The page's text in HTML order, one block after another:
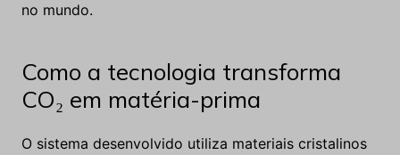
no mundo.
Como a tecnologia transforma
CO₂ em matéria-prima
O sistema desenvolvido utiliza materiais cristalinos